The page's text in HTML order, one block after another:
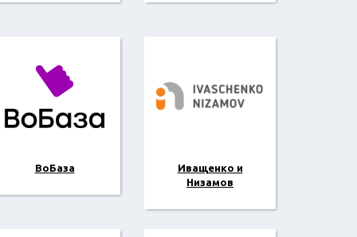
ВоБаза
Иващенко и
Низамов